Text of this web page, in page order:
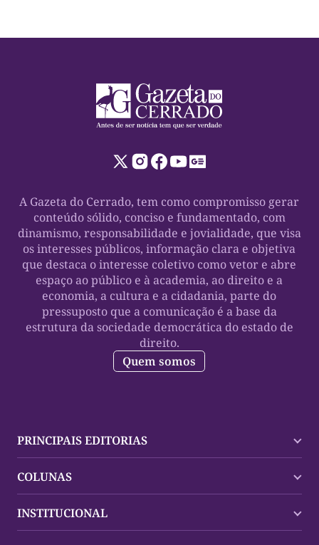
A Gazeta do Cerrado, tem como compromisso gerar
conteúdo sólido, conciso e fundamentado, com
dinamismo, responsabilidade e jovialidade, que visa
os interesses públicos, informação clara e objetiva
que destaca o interesse coletivo como vetor e abre
espaço ao público e à academia, ao direito e a
economia, a cultura e a cidadania, parte do
pressuposto que a comunicação é a base da
estrutura da sociedade democrática do estado de
direito.
Quem somos
PRINCIPAIS EDITORIAS
Palmas
Mundo
COLUNAS
Policial
INSTITUCIONAL